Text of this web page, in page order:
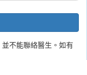
不能聯絡醫生。如有